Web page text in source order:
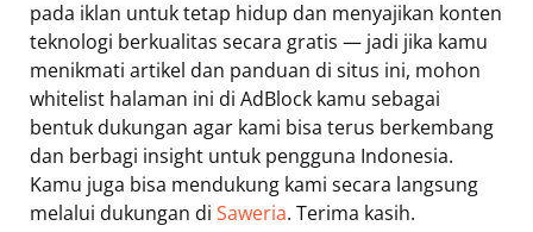
pada iklan untuk tetap hidup dan menyajikan konten
teknologi berkualitas secara gratis — jadi jika kamu
menikmati artikel dan panduan di situs ini, mohon
whitelist halaman ini di AdBlock kamu sebagai
bentuk dukungan agar kami bisa terus berkembang
dan berbagi insight untuk pengguna Indonesia.
Kamu juga bisa mendukung kami secara langsung
melalui dukungan di Saweria. Terima kasih.